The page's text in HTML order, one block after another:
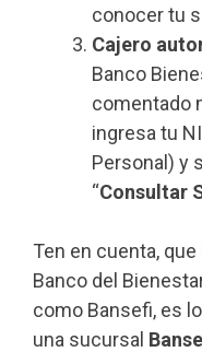
conocer tu
Cajero
Banco
comentado
ingresa tu
Personal) y
“Consultar
Ten en cuenta,
Banco del
como Bansefi, es
una sucursal